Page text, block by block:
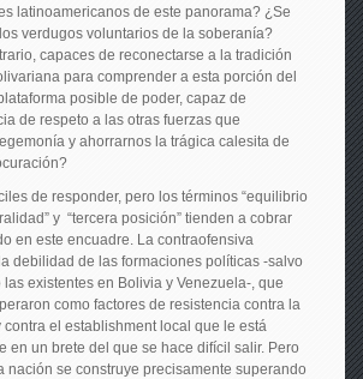
latinoamericanos de este panorama? ¿Se
verdugos voluntarios de la soberanía?
capaces de reconectarse a la tradición
para comprender a esta porción del
posible de poder, capaz de
de respeto a las otras fuerzas que
y ahorrarnos la trágica calesita de
de responder, pero los términos “equilibrio
y “tercera posición” tienden a cobrar
en este encuadre. La contraofensiva
debilidad de las formaciones políticas -salvo
existentes en Bolivia y Venezuela-, que
como factores de resistencia contra la
el establishment local que le está
en un brete del que se hace difícil salir. Pero
nación se construye precisamente superando